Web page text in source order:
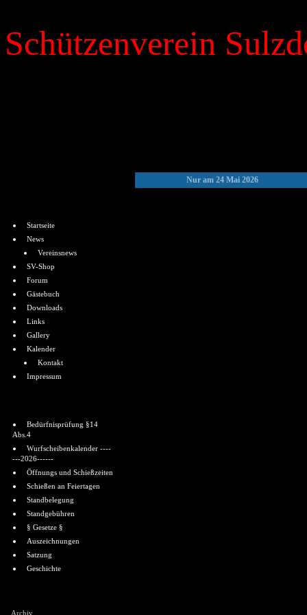
Schützenverein
Startseite
News
Vereinsnews
SV-Shop
Forum
Gästebuch
Downloads
Links
Gallery
Kalender
Kontakt
Impressum
Bedürfnisprüfung §14
Abs.4
Wurfscheibenkalender ----
---2026------
Öffnungs und Schießzeiten
Schießen an Feiertagen
Standbelegung
Standgebühren
§ Gesetze §
Auszeichnungen
Satzung
Geschichte
Archiv
Nur am 24 Mai 2026